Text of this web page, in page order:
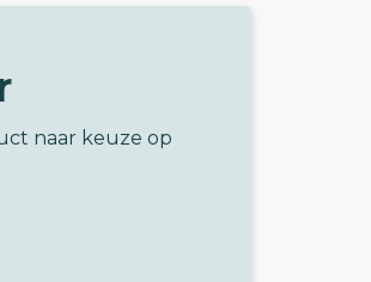
naar keuze op